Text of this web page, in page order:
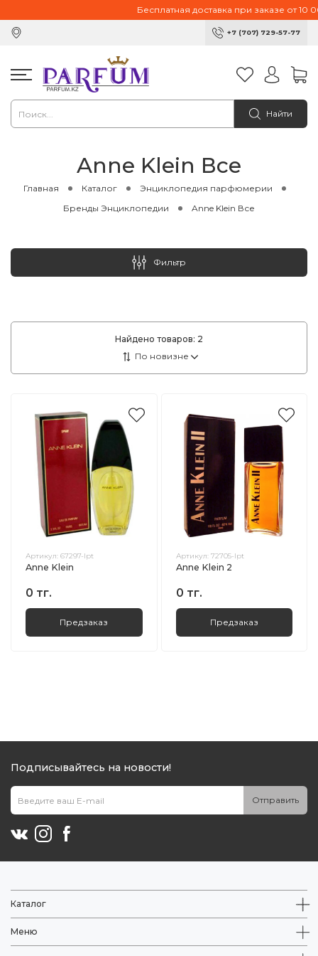
Бесплатная доставка при заказе от 10
+7 (707) 729-57-77
Найти
Anne Klein Все
Главная Каталог
Энциклопедия парфюмерии
Бренды Энциклопедии
Anne Klein Все
Найдено товаров: 2
Артикул: 67297-lpt
Anne Klein
0 тг.
Предзаказ
Артикул: 72705-lpt
Anne Klein 2
0 тг.
Предзаказ
Фильтр
Подписывайтесь на новости!
Отправить
Каталог
Меню